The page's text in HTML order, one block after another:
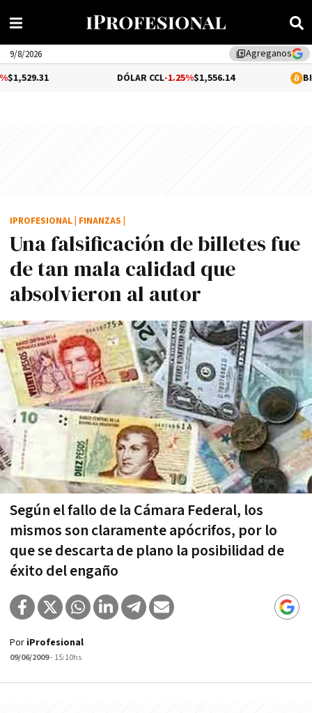
library_addAgreganos
9/8/2026
-1.25%$1,556.14
Una falsificación de billetes fue
de tan mala calidad que
absolvieron al autor
Según el fallo de la Cámara Federal, los
mismos son claramente apócrifos, por lo
que se descarta de plano la posibilidad de
éxito del engaño
IPROFESIONAL FINANZAS
Por iProfesional
09/06/2009- 15:10hs